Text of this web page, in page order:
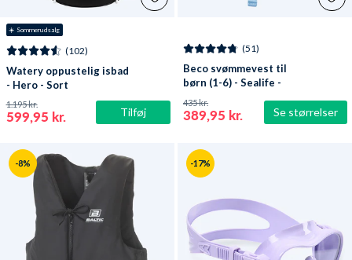
☀️ Sommerudsalg
Tilføj
(102)
Watery oppustelig isbad
- Hero - Sort
599,95 kr.
1.195 kr.
Se størrelser
(51)
Beco svømmevest til
børn (1-6) - Sealife -
Lyseblå/grøn
389,95 kr.
435 kr.
-8% -17%